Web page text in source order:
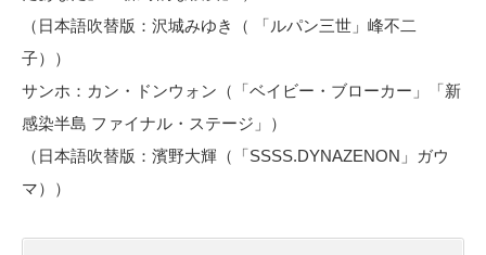
（日本語吹替版：沢城みゆき（ 「ルパン三世」峰不二
子））
サンホ：カン・ドンウォン（「ベイビー・ブローカー」「新
感染半島 ファイナル・ステージ」）
（日本語吹替版：濱野大輝（「SSSS.DYNAZENON」ガウ
マ））